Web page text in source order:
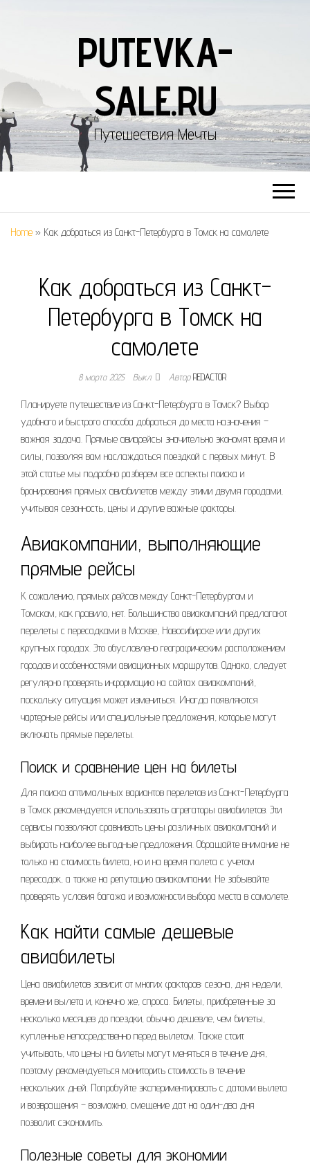
PUTEVKA-
SALE.RU
Путешествия Мечты
Home » Как добраться из Санкт-Петербурга в Томск на самолете
Как добраться из Санкт-
Петербурга в Томск на
самолете
8 марта 2025 Выкл. АвторREDACTOR
Планируете путешествие из Санкт-Петербурга в Томск? Выбор
удобного и быстрого способа добраться до места назначения –
важная задача. Прямые авиарейсы значительно экономят время и
силы, позволяя вам наслаждаться поездкой с первых минут. В
этой статье мы подробно разберем все аспекты поиска и
бронирования прямых авиабилетов между этими двумя городами,
учитывая сезонность, цены и другие важные факторы.
Авиакомпании, выполняющие
прямые рейсы
К сожалению, прямых рейсов между Санкт-Петербургом и
Томском, как правило, нет. Большинство авиакомпаний предлагают
перелеты с пересадками в Москве, Новосибирске или других
крупных городах. Это обусловлено географическим расположением
городов и особенностями авиационных маршрутов. Однако, следует
регулярно проверять информацию на сайтах авиакомпаний,
поскольку ситуация может измениться. Иногда появляются
чартерные рейсы или специальные предложения, которые могут
включать прямые перелеты.
Поиск и сравнение цен на билеты
Для поиска оптимальных вариантов перелетов из Санкт-Петербурга
в Томск рекомендуется использовать агрегаторы авиабилетов. Эти
сервисы позволяют сравнивать цены различных авиакомпаний и
выбирать наиболее выгодные предложения. Обращайте внимание не
только на стоимость билета, но и на время полета с учетом
пересадок, а также на репутацию авиакомпании. Не забывайте
проверять условия багажа и возможности выбора места в самолете.
Как найти самые дешевые
авиабилеты
Цена авиабилетов зависит от многих факторов: сезона, дня недели,
времени вылета и, конечно же, спроса. Билеты, приобретенные за
несколько месяцев до поездки, обычно дешевле, чем билеты,
купленные непосредственно перед вылетом. Также стоит
учитывать, что цены на билеты могут меняться в течение дня,
поэтому рекомендуеться мониторить стоимость в течение
нескольких дней. Попробуйте экспериментировать с датами вылета
и возвращения – возможно, смещение дат на один-два дня
позволит сэкономить.
Полезные советы для экономии